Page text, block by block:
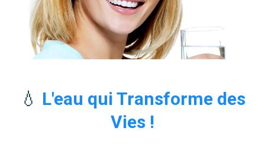
💧 L'eau qui Transforme des
Vies !